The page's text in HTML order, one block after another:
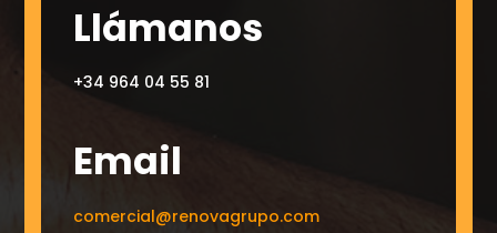
Llámanos
+34 964 04 55 81
Email
comercial@renovagrupo.com